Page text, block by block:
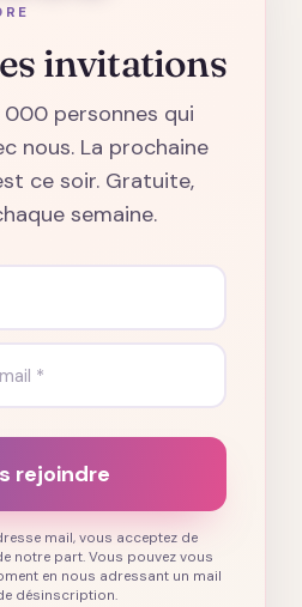
invitations
000 personnes qui
nous. La prochaine
ce soir. Gratuite,
semaine.
rejoindre
mail, vous acceptez de
notre part. Vous pouvez vous
en nous adressant un mail
désinscription.